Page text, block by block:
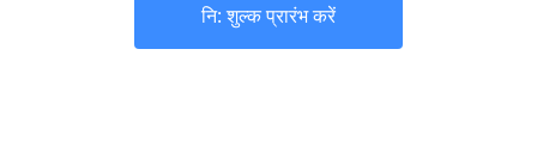
नि: शुल्क प्रारंभ करें